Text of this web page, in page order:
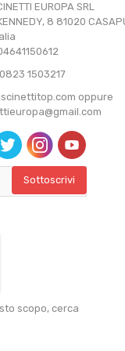
EUROPA SRL
8 81020
1503217
oppure
scopo, cerca